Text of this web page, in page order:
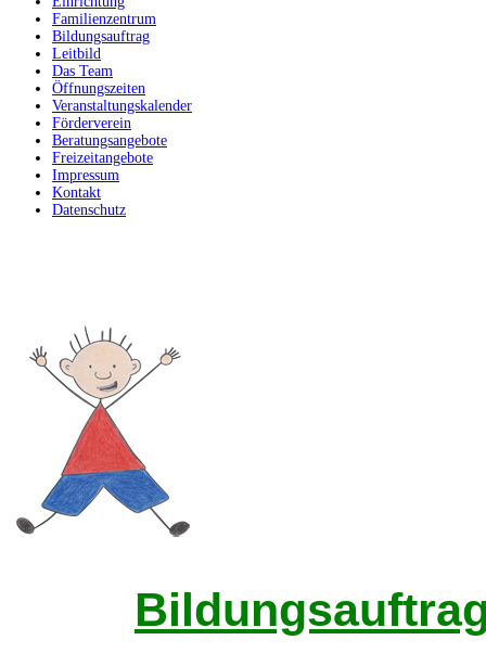
Familienzentrum
Bildungsauftrag
Leitbild
Das Team
Öffnungszeiten
Veranstaltungskalender
Förderverein
Beratungsangebote
Freizeitangebote
Impressum
Kontakt
Datenschutz